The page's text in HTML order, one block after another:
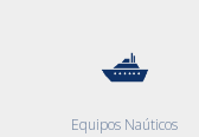
Equipos Naúticos